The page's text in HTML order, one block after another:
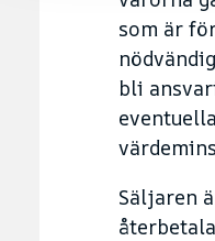
som är
bli
eventuella
Säljaren